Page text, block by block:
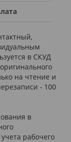
в СКУД
на чтение и
- 100
в
рабочего